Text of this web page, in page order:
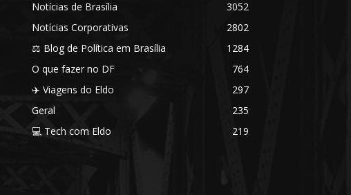
Notícias de Brasília
3052
Notícias Corporativas
2802
⚖️ Blog de Política em Brasília
1284
O que fazer no DF
764
✈️ Viagens do Eldo
297
Geral
235
💻 Tech com Eldo
219